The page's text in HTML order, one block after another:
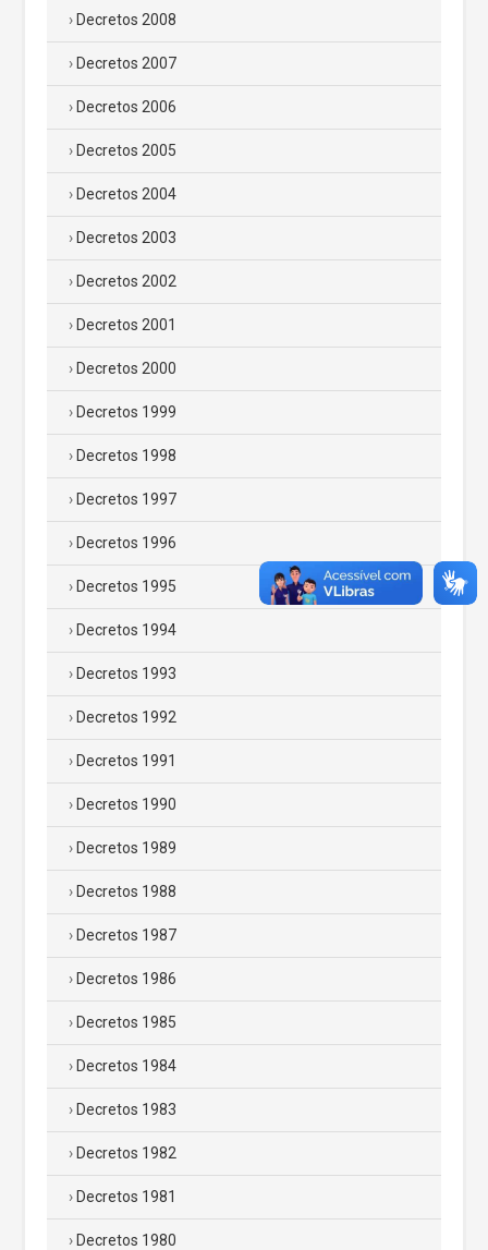
Decretos 2008
Decretos 2007
Decretos 2006
Decretos 2005
Decretos 2004
Decretos 2003
Decretos 2002
Decretos 2001
Decretos 2000
Decretos 1999
Decretos 1998
Decretos 1997
Decretos 1996
Decretos 1995
Decretos 1994
Decretos 1993
Decretos 1992
Decretos 1991
Decretos 1990
Decretos 1989
Decretos 1988
Decretos 1987
Decretos 1986
Decretos 1985
Decretos 1984
Decretos 1983
Decretos 1982
Decretos 1981
Decretos 1980